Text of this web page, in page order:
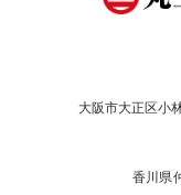
大阪市大正区小
香川県